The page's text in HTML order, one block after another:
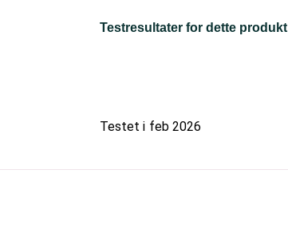
Testresultater for dette produkt
Testet i feb 2026